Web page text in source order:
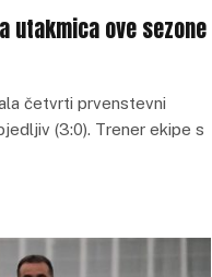
utakmica ove sezone
četvrti prvenstevni
(3:0). Trener ekipe s